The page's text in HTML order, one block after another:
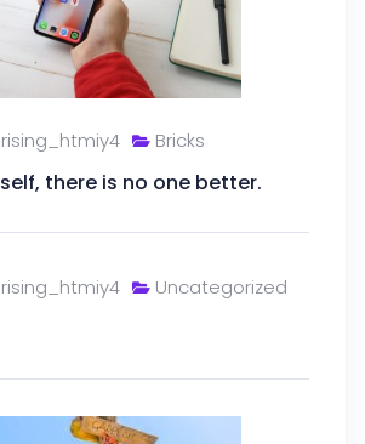
Bricks
there is no one better.
Uncategorized